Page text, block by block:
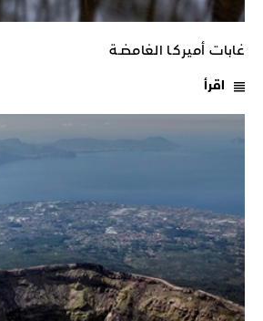
غابات أميركـا الغامضـة
اقرأ